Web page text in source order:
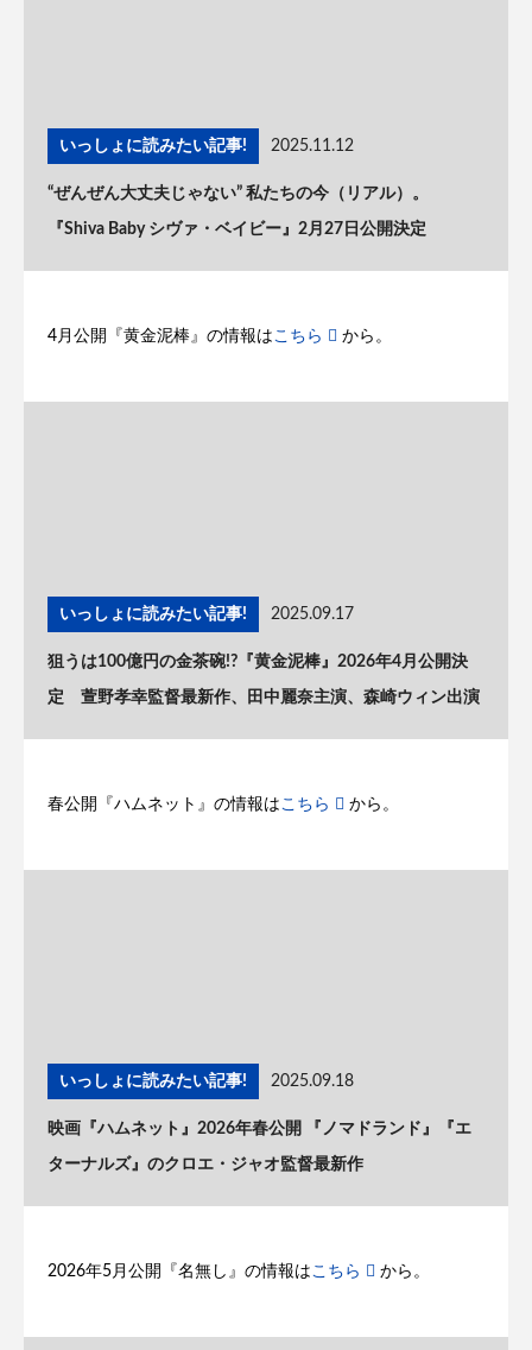
いっしょに読みたい記事! 2025.11.12
“ぜんぜん大丈夫じゃない” 私たちの今（リアル）。
『Shiva Baby シヴァ・ベイビー』2月27日公開決定
4月公開『黄金泥棒』の情報はこちら から。
いっしょに読みたい記事! 2025.09.17
狙うは100億円の金茶碗!?『黄金泥棒』2026年4月公開決
定 萱野孝幸監督最新作、田中麗奈主演、森崎ウィン出演
春公開『ハムネット』の情報は こちら から。
いっしょに読みたい記事! 2025.09.18
映画『ハムネット』2026年春公開 『ノマドランド』『エ
ターナルズ』のクロエ・ジャオ監督最新作
2026年5月公開『名無し』の情報はこちら から。